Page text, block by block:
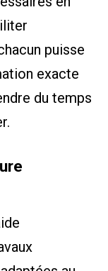
puisse
exacte
du temps